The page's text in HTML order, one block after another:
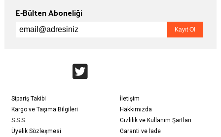
E-Bülten Aboneliği
Sipariş Takibi
Kargo ve Taşıma Bilgileri
S.S.S.
Üyelik Sözleşmesi
İletişim
Hakkımızda
Gizlilik ve Kullanım Şartları
Garanti ve İade